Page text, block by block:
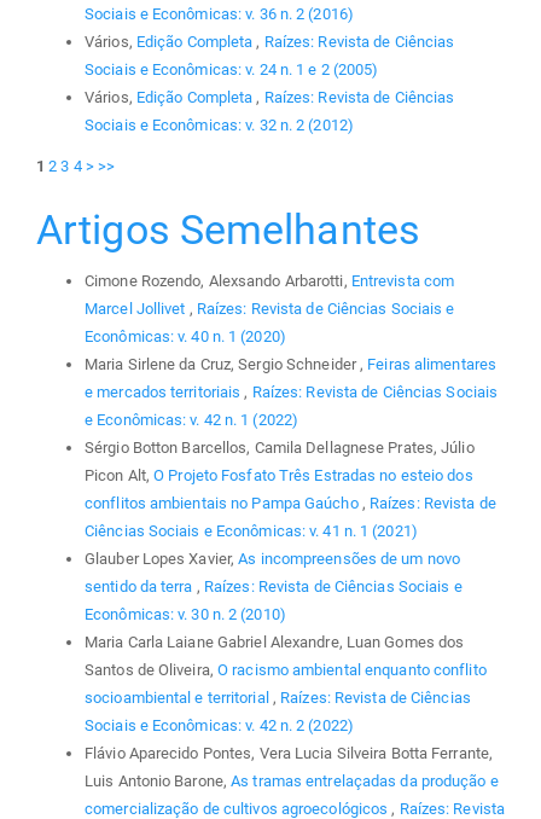
Sociais e Econômicas: v. 36 n. 2 (2016)
Vários, Edição Completa , Raízes: Revista de Ciências
Sociais e Econômicas: v. 24 n. 1 e 2 (2005)
Vários, Edição Completa , Raízes: Revista de Ciências
Sociais e Econômicas: v. 32 n. 2 (2012)
1 2 3 4 > >>
Artigos Semelhantes
Cimone Rozendo, Alexsando Arbarotti, Entrevista com
Marcel Jollivet , Raízes: Revista de Ciências Sociais e
Econômicas: v. 40 n. 1 (2020)
Maria Sirlene da Cruz, Sergio Schneider , Feiras alimentares
e mercados territoriais , Raízes: Revista de Ciências Sociais
e Econômicas: v. 42 n. 1 (2022)
Sérgio Botton Barcellos, Camila Dellagnese Prates, Júlio
Picon Alt,O Projeto Fosfato Três Estradas no esteio dos
conflitos ambientais no Pampa Gaúcho , Raízes: Revista de
Ciências Sociais e Econômicas: v. 41 n. 1 (2021)
Glauber Lopes Xavier,As incompreensões de um novo
sentido da terra , Raízes: Revista de Ciências Sociais e
Econômicas: v. 30 n. 2 (2010)
Maria Carla Laiane Gabriel Alexandre, Luan Gomes dos
Santos de Oliveira, O racismo ambiental enquanto conflito
socioambiental e territorial , Raízes: Revista de Ciências
Sociais e Econômicas: v. 42 n. 2 (2022)
Flávio Aparecido Pontes, Vera Lucia Silveira Botta Ferrante,
Luis Antonio Barone,As tramas entrelaçadas da produção e
comercialização de cultivos agroecológicos , Raízes: Revista